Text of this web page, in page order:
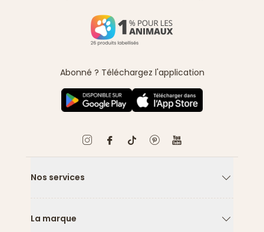
Abonné ? Téléchargez l'application
Nos services
La marque